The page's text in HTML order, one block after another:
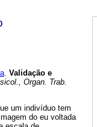
. Validação e
Organ. Trab.
um indivíduo tem
do eu voltada